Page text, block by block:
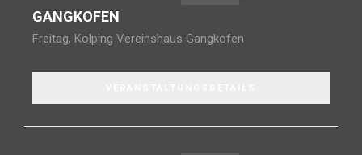
GANGKOFEN
Freitag, Kolping Vereinshaus Gangkofen